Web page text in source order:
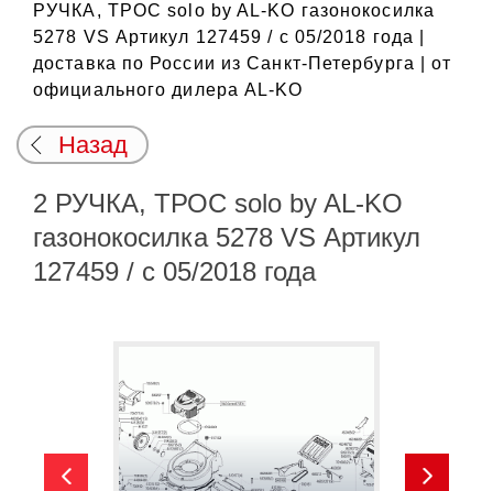
РУЧКА, ТРОС solo by AL-KO газонокосилка
5278 VS Артикул 127459 / с 05/2018 года |
доставка по России из Санкт-Петербурга | от
официального дилера AL-KO
Назад
2 РУЧКА, ТРОС solo by AL-KO
газонокосилка 5278 VS Артикул
127459 / с 05/2018 года